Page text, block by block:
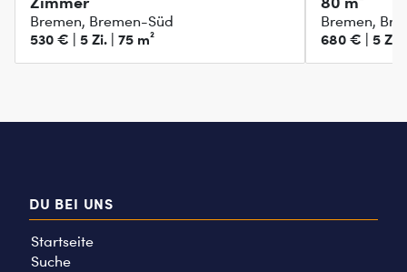
Bremen, Bremen-Süd
530 € | 5 Zi. | 75 m²
Bremen,
680 € | 5 Zi.
DU BEI UNS
Startseite
Suche